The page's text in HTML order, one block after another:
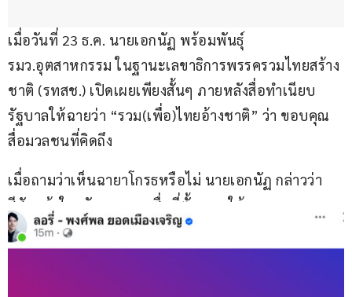
เมื่อวันที่ 23 ธ.ค. นายเอกนัฏ พร้อมพันธุ์
รมว.อุตสาหกรรม ในฐานะเลขาธิการพรรครวมไทยสร้าง
ชาติ (รทสช.) เปิดเผยเพียงสั้นๆ ภายหลังสื่อทำเนียบ
รัฐบาลให้ฉายว่า “รวม(เพื่อ)ไทยอ้างชาติ” ว่า ขอบคุณ
สื่อมวลชนที่คิดถึง
เมื่อถามว่าเห็นฉายาโกรธหรือไม่ นายเอกนัฏ กล่าวว่า
สีสัน เข้าใจครับ ขอบคุณสื่อที่ตั้งฉายาให้